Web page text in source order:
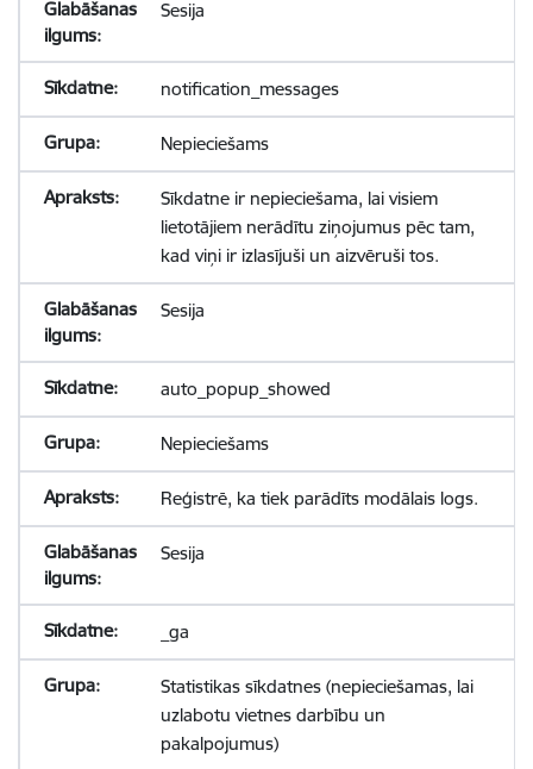
Sesija
notification_messages
Nepieciešams
Sīkdatne ir nepieciešama, lai visiem
lietotājiem nerādītu ziņojumus pēc tam,
kad viņi ir izlasījuši un aizvēruši tos.
Sesija
auto_popup_showed
Nepieciešams
Reģistrē, ka tiek parādīts modālais logs.
Sesija
_ga
Statistikas sīkdatnes (nepieciešamas, lai
uzlabotu vietnes darbību un
pakalpojumus)